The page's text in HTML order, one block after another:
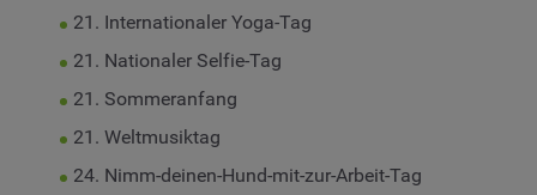
21. Internationaler Yoga-Tag
21. Nationaler Selfie-Tag
21. Sommeranfang
21. Weltmusiktag
24. Nimm-deinen-Hund-mit-zur-Arbeit-Tag